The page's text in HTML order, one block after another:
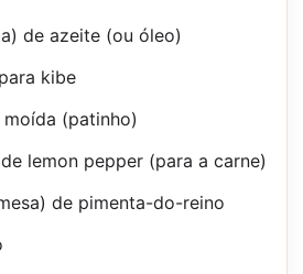
de azeite (ou óleo)
kibe
(patinho)
lemon pepper (para a carne)
de pimenta-do-reino